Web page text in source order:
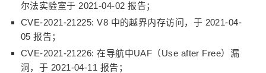
尔法实验室于 2021-04-02 报告；
CVE-2021-21225: V8 中的越界内存访问，于 2021-04-
05 报告；
CVE-2021-21226: 在导航中UAF（Use after Free）漏
洞，于 2021-04-11 报告；